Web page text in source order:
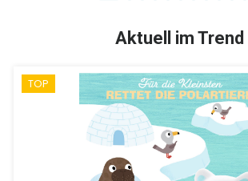
Aktuell im Trend
TOP